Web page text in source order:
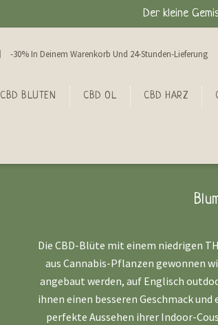
Der kleine
-30% In Deinem Warenkorb Und 24-Stunden-Lieferung
CBD BLUTEN CBD OL CBD HARZ
Die CBD-Blüte mit einem niedrigen
aus Cannabis-Pflanzen gewonnen
angebaut werden, auf Englisch
ihnen einen besseren Geschmack
perfekte Aussehen ihrer Indoor-